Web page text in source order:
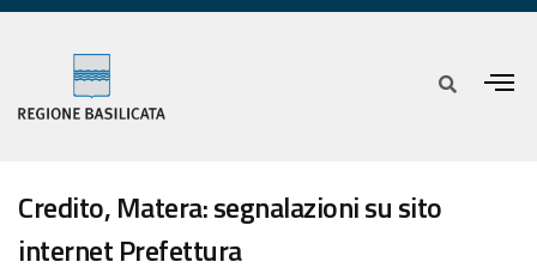
Credito, Matera: segnalazioni su sito
internet Prefettura